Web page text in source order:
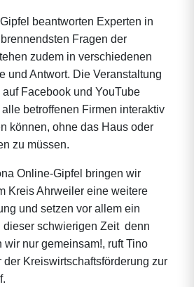
beantworten Experten in
Fragen der
zudem in verschiedenen
und Antwort. Die Veranstaltung
Facebook und YouTube
betroffenen Firmen interaktiv
können, ohne das Haus oder
zu müssen.
Online-Gipfel bringen wir
Kreis Ahrweiler eine weitere
und setzen vor allem ein
schwierigen Zeit  denn
nur gemeinsam!, ruft Tino
der Kreiswirtschaftsförderung zur